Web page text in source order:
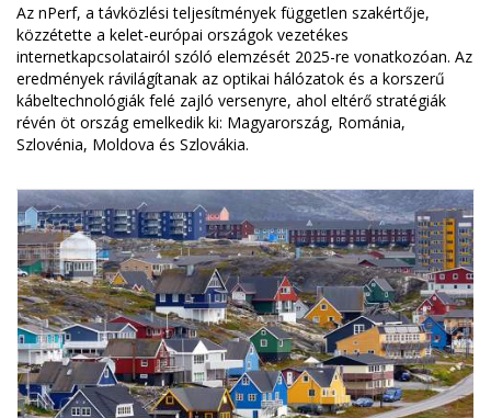
Az nPerf, a távközlési teljesítmények független szakértője,
közzétette a kelet-európai országok vezetékes
internetkapcsolatairól szóló elemzését 2025-re vonatkozóan. Az
eredmények rávilágítanak az optikai hálózatok és a korszerű
kábeltechnológiák felé zajló versenyre, ahol eltérő stratégiák
révén öt ország emelkedik ki: Magyarország, Románia,
Szlovénia, Moldova és Szlovákia.